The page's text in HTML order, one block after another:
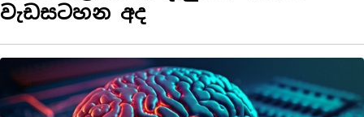
වැඩසටහන අද